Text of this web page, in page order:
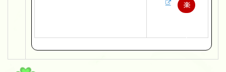
楽
で
購